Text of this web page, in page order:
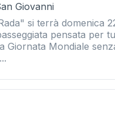
Giovanni
si terrà domenica
pensata per
Giornata Mondiale